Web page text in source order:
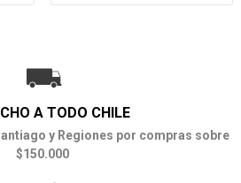
A TODO CHILE
y Regiones por compras sobre
$150.000